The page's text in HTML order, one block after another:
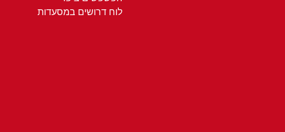
לוח דרושים במסעדות